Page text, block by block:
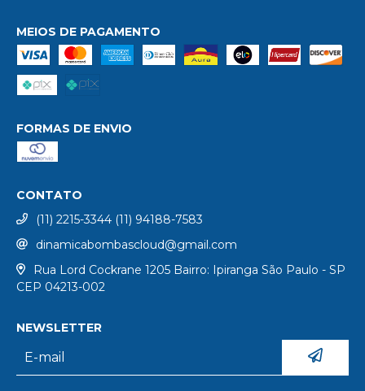
MEIOS DE PAGAMENTO
FORMAS DE ENVIO
CONTATO
(11) 2215-3344 (11) 94188-7583
dinamicabombascloud@gmail.com
Rua Lord Cockrane 1205 Bairro: Ipiranga São Paulo - SP
CEP 04213-002
NEWSLETTER